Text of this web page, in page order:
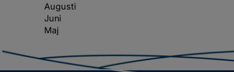
Augusti
Juni
Maj